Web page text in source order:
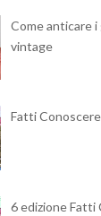
Come anticare
vintage
Fatti Conoscere
6 edizione Fatti